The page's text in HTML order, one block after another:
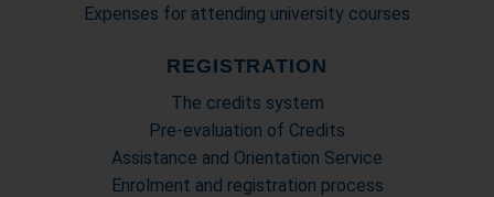
Expenses for attending university courses
REGISTRATION
The credits system
Pre-evaluation of Credits
Assistance and Orientation Service
Enrolment and registration process